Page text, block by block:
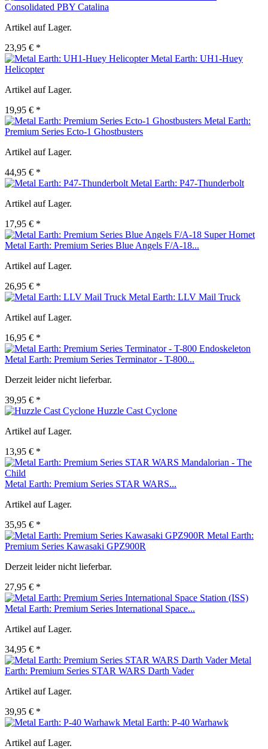
Consolidated PBY Catalina
Artikel auf Lager.
23,95 € *
Metal Earth: UH1-Huey
Helicopter
Artikel auf Lager.
19,95 € *
Metal Earth:
Premium Series Ecto-1 Ghostbusters
Artikel auf Lager.
44,95 € *
Metal Earth: P47-Thunderbolt
Artikel auf Lager.
17,95 € *
Metal Earth: Premium Series Blue Angels F/A-18...
Artikel auf Lager.
26,95 € *
Metal Earth: LLV Mail Truck
Artikel auf Lager.
16,95 € *
Metal Earth: Premium Series Terminator - T-800...
Derzeit leider nicht lieferbar.
39,95 € *
Huzzle Cast Cyclone
Artikel auf Lager.
13,95 € *
Metal Earth: Premium Series STAR WARS...
Artikel auf Lager.
35,95 € *
Metal Earth:
Premium Series Kawasaki GPZ900R
Derzeit leider nicht lieferbar.
27,95 € *
Metal Earth: Premium Series International Space...
Artikel auf Lager.
34,95 € *
Metal
Earth: Premium Series STAR WARS Darth Vader
Artikel auf Lager.
39,95 € *
Metal Earth: P-40 Warhawk
Artikel auf Lager.